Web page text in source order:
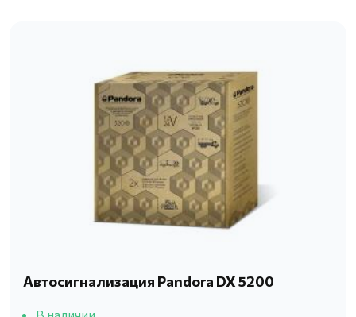
Автосигнализация Pandora DX 5200
В наличии